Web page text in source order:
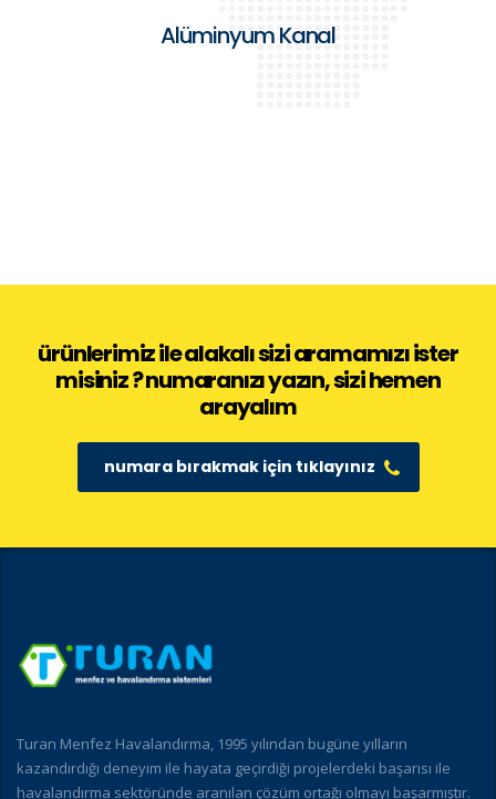
Alüminyum Kanal
ürünlerimiz ile alakalı sizi aramamızı ister
misiniz ? numaranızı yazın, sizi hemen
arayalım
numara bırakmak için tıklayınız
Turan Menfez Havalandırma, 1995 yılından bugüne yılların
kazandırdığı deneyim ile hayata geçirdiği projelerdeki başarısı ile
havalandırma sektöründe aranılan çözüm ortağı olmayı başarmıştır.